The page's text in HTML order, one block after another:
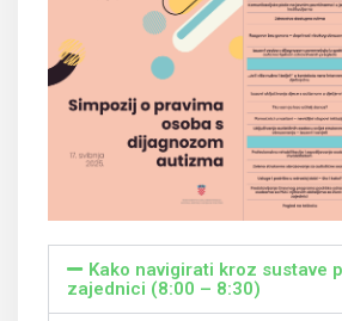
Kako navigirati kroz sustave
zajednici (8:00 – 8:30)